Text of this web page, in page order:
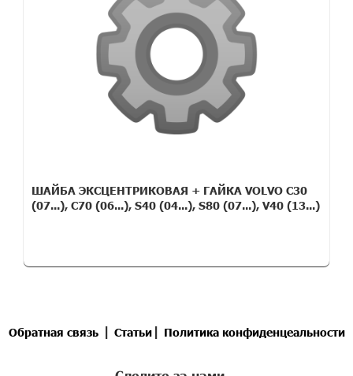
ШАЙБА ЭКСЦЕНТРИКОВАЯ + ГАЙКА VOLVO C30
(07...), C70 (06...), S40 (04...), S80 (07...), V40 (13...)
Обратная связь| Статьи| Политика конфиденцеальности